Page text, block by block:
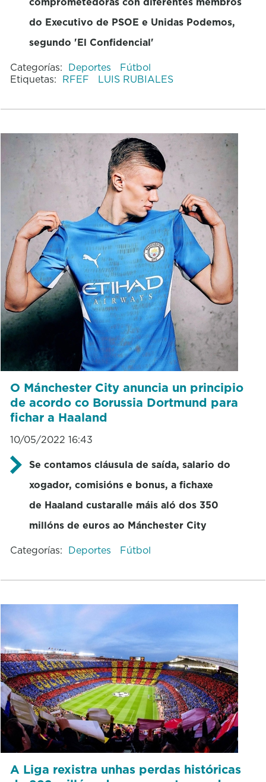
do Executivo de PSOE e Unidas Podemos,
segundo 'El Confidencial'
Categorías: Deportes
Fútbol
Etiquetas: RFEF LUIS RUBIALES
O Mánchester City anuncia un principio
de acordo co Borussia Dortmund para
fichar a Haaland
10/05/2022 16:43
Se contamos cláusula de saída, salario do
xogador, comisións e bonus, a fichaxe
de Haaland custaralle máis aló dos 350
millóns de euros ao Mánchester City
Categorías: Deportes Fútbol
A Liga rexistra unhas perdas históricas